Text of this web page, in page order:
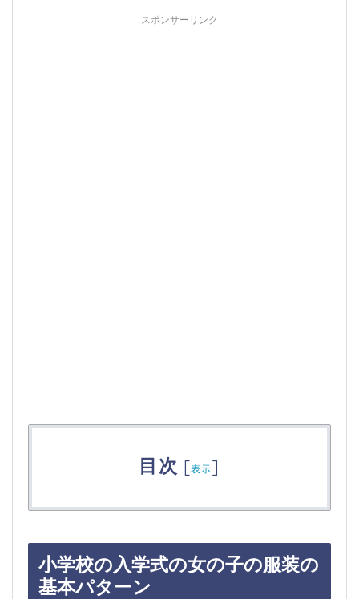
スポンサーリンク
目次 [表示]
小学校の入学式の女の子の服装の
基本パターン